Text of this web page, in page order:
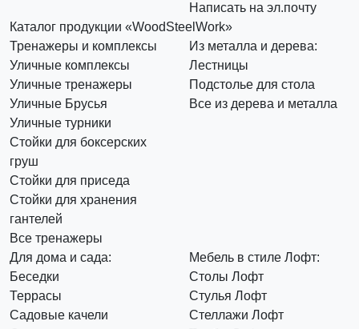
Написать на эл.почту
Каталог продукции «WoodSteelWork»
Тренажеры и комплексы
Уличные комплексы
Уличные тренажеры
Уличные Брусья
Уличные турники
Стойки для боксерских
груш
Стойки для приседа
Стойки для хранения
гантелей
Все тренажеры
Из металла и дерева:
Лестницы
Подстолье для стола
Все из дерева и металла
Для дома и сада:
Беседки
Террасы
Садовые качели
Мебель в стиле Лофт:
Столы Лофт
Стулья Лофт
Стеллажи Лофт